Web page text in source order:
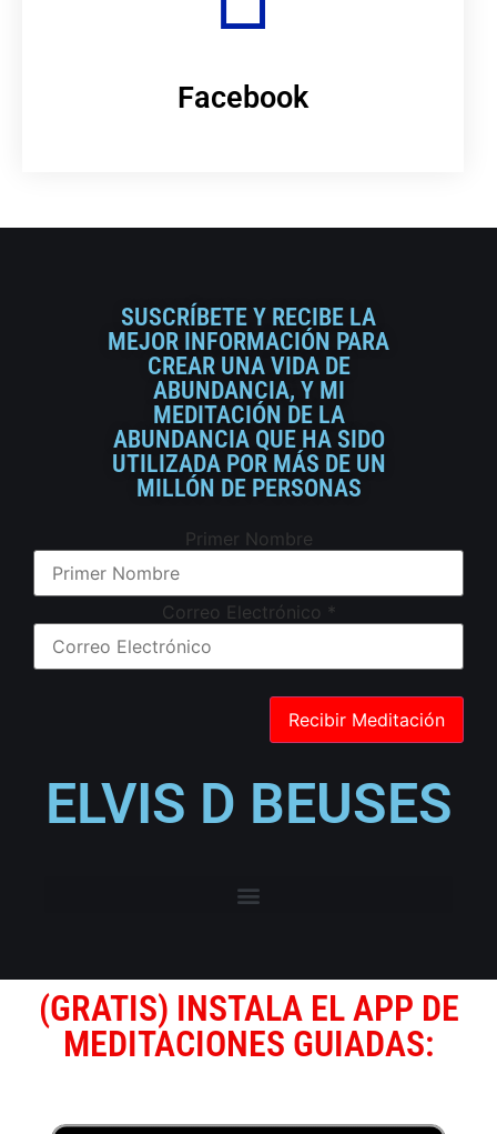
Facebook
SUSCRÍBETE Y RECIBE LA
MEJOR INFORMACIÓN PARA
CREAR UNA VIDA DE
ABUNDANCIA, Y MI
MEDITACIÓN DE LA
ABUNDANCIA QUE HA SIDO
UTILIZADA POR MÁS DE UN
MILLÓN DE PERSONAS
Primer Nombre
Correo Electrónico *
ELVIS D BEUSES
(GRATIS) INSTALA EL APP DE
MEDITACIONES GUIADAS: